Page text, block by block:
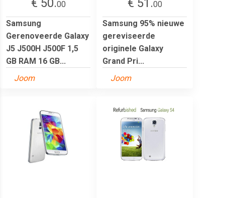
€ 50.00
Samsung
Gerenoveerde Galaxy
J5 J500H J500F 1,5
GB RAM 16 GB...
Joom
€ 51.00
Samsung 95% nieuwe
gereviseerde
originele Galaxy
Grand Pri...
Joom